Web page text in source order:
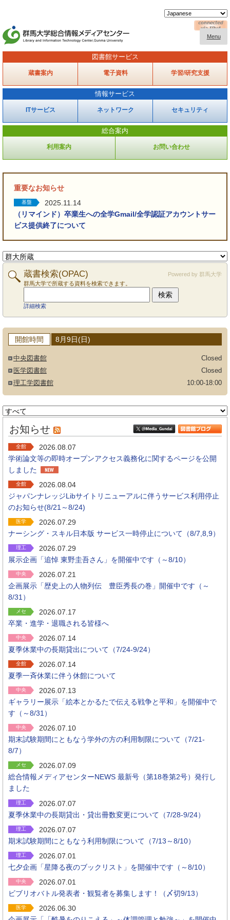
Menu
図書館サービス
蔵書案内 電子資料 学習/研究支援
情報サービス
ITサービス ネットワーク セキュリティ
総合案内
利用案内 お問い合わせ
重要なお知らせ
基盤
2025.11.14
（リマインド）卒業生への全学Gmail/全学認証アカウントサー
ビス提供終了について
Powered by 群馬大学
蔵書検索(OPAC)
群馬大学で所蔵する資料を検索できます。
詳細検索
開館時間 8月9日(日)
中央図書館
Closed
医学図書館
Closed
理工学図書館
10:00-18:00
お知らせ
全館
2026.08.07
学術論文等の即時オープンアクセス義務化に関するページを公開
しました
全館
2026.08.04
ジャパンナレッジLibサイトリニューアルに伴うサービス利用停止
のお知らせ(8/21～8/24)
医学
2026.07.29
ナーシング・スキル日本版 サービス一時停止について（8/7,8,9）
理工
2026.07.29
展示企画「追悼 東野圭吾さん」を開催中です（～8/10）
中央
2026.07.21
企画展示「歴史上の人物列伝 豊臣秀長の巻」開催中です（～
8/31）
メセ
2026.07.17
卒業・進学・退職される皆様へ
中央
2026.07.14
夏季休業中の長期貸出について（7/24-9/24）
全館
2026.07.14
夏季一斉休業に伴う休館について
中央
2026.07.13
ギャラリー展示「絵本とかるたで伝える戦争と平和」を開催中で
す（～8/31）
中央
2026.07.10
期末試験期間にともなう学外の方の利用制限について（7/21-
8/7）
メセ
2026.07.09
総合情報メディアセンターNEWS 最新号（第18巻第2号）発行し
ました
理工
2026.07.07
夏季休業中の長期貸出・貸出冊数変更について（7/28-9/24）
理工
2026.07.07
期末試験期間にともなう利用制限について（7/13～8/10）
理工
2026.07.01
七夕企画「星降る夜のブックリスト」を開催中です（～8/10）
中央
2026.07.01
ビブリオバトル発表者・観覧者を募集します！（〆切9/13）
医学
2026.06.30